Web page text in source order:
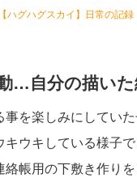
【ハグハグスカイ】日常の記録
…自分の描いた
事を楽しみにしてい
キウキしている様子
絡帳用の下敷き作り